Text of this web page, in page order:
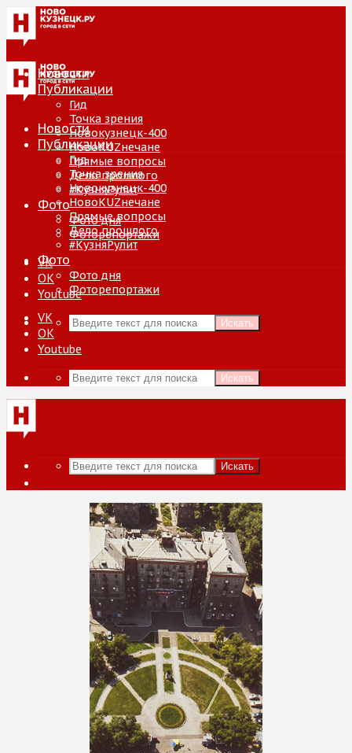
Новости
Публикации
Гид
Точка зрения
Новокузнецк-400
НовоKUZнечане
Прямые вопросы
Дело прошлого
#КузняРулит
Фото
Фото дня
Фоторепортажи
VK
ОК
Youtube
Искать
Новости
Публикации
Гид
Точка зрения
Новокузнецк-400
НовоKUZнечане
Прямые вопросы
Дело прошлого
#КузняРулит
Фото
Фото дня
Фоторепортажи
VK
ОК
Youtube
Искать
Искать